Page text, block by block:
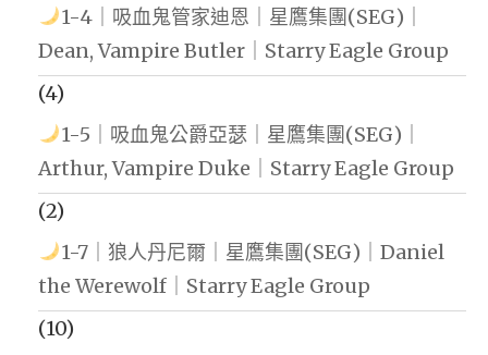
1-4｜吸血鬼管家迪恩｜星鷹集團(SEG)｜
Dean, Vampire Butler｜Starry Eagle Group
(4)
1-5｜吸血鬼公爵亞瑟｜星鷹集團(SEG)｜
Arthur, Vampire Duke｜Starry Eagle Group
(2)
1-7｜狼人丹尼爾｜星鷹集團(SEG)｜Daniel
the Werewolf｜Starry Eagle Group
(10)